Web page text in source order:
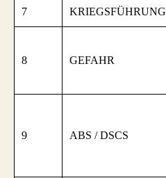
7 KRIEGSFÜHRUNG
8 GEFAHR
9 ABS / DSCS